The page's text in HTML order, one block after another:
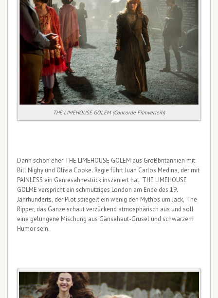
THE LIMEHOUSE GOLEM (Concorde Filmverleih)
Dann schon eher THE LIMEHOUSE GOLEM aus Großbritannien mit
Bill Nighy und Olivia Cooke. Regie führt Juan Carlos Medina, der mit
PAINLESS ein Genresahnestück inszeniert hat. THE LIMEHOUSE
GOLME verspricht ein schmutziges London am Ende des 19.
Jahrhunderts, der Plot spiegelt ein wenig den Mythos um Jack, The
Ripper, das Ganze schaut verzückend atmosphärisch aus und soll
eine gelungene Mischung aus Gänsehaut-Grusel und schwarzem
Humor sein.